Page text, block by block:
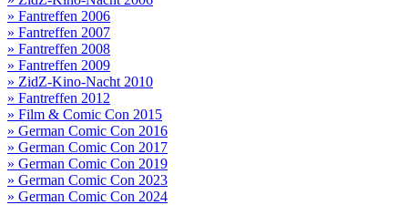
» Fantreffen 2006
» Fantreffen 2007
» Fantreffen 2008
» Fantreffen 2009
» ZidZ-Kino-Nacht 2010
» Fantreffen 2012
» Film & Comic Con 2015
» German Comic Con 2016
» German Comic Con 2017
» German Comic Con 2019
» German Comic Con 2023
» German Comic Con 2024